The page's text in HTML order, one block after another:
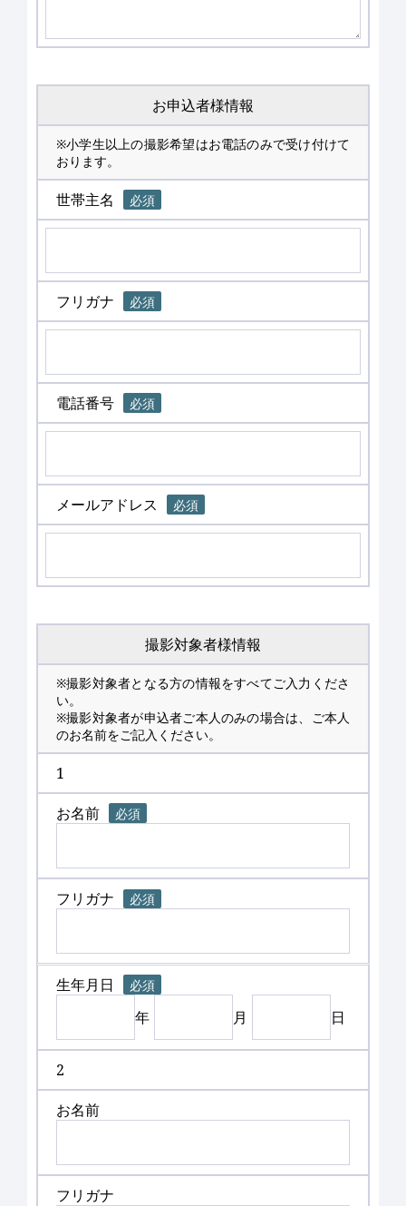
お申込者様情報
※小学生以上の撮影希望はお電話のみで受け付けて
おります。
世帯主名 必須
フリガナ 必須
電話番号 必須
メールアドレス 必須
撮影対象者様情報
※撮影対象者となる方の情報をすべてご入力くださ
い。
※撮影対象者が申込者ご本人のみの場合は、ご本人
のお名前をご記入ください。
1
お名前
必須
フリガナ 必須
生年月日 必須
年 月 日
2
お名前
フリガナ